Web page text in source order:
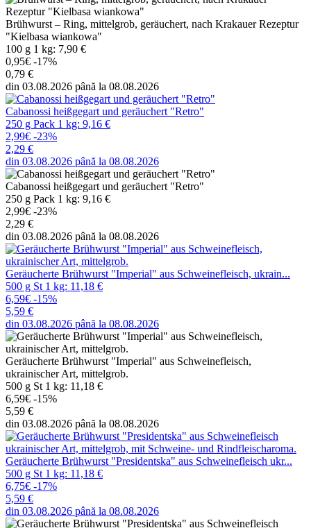
Brühwurst – Ring, mittelgrob, geräuchert, nach Krakauer Rezeptur
"Kielbasa wiankowa"
100 g 1 kg: 7,90 €
0,95€ -17%
0,79 €
din 03.08.2026 până la 08.08.2026
Cabanossi heißgegart und geräuchert "Retro"
250 g Pack 1 kg: 9,16 €
2,99€ -23%
2,29 €
din 03.08.2026 până la 08.08.2026
Cabanossi heißgegart und geräuchert "Retro"
250 g Pack 1 kg: 9,16 €
2,99€ -23%
2,29 €
din 03.08.2026 până la 08.08.2026
Geräucherte Brühwurst "Imperial" aus Schweinefleisch, ukrain...
500 g St 1 kg: 11,18 €
6,59€ -15%
5,59 €
din 03.08.2026 până la 08.08.2026
Geräucherte Brühwurst "Imperial" aus Schweinefleisch,
ukrainischer Art, mittelgrob.
500 g St 1 kg: 11,18 €
6,59€ -15%
5,59 €
din 03.08.2026 până la 08.08.2026
Geräucherte Brühwurst "Presidentska" aus Schweinefleisch ukr...
500 g St 1 kg: 11,18 €
6,75€ -17%
5,59 €
din 03.08.2026 până la 08.08.2026